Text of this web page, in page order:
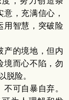
，充满信心，
用智慧，突破险
产的境地，但内
境而心不陷，勿
脱险。
可自暴自弃。